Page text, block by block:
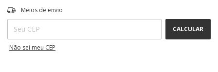
Entregas para o CEP:
Meios de envio
CALCULAR
Não sei meu CEP